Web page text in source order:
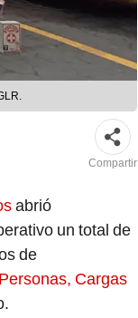
Compartir
abrió
un total de
de
Cargas